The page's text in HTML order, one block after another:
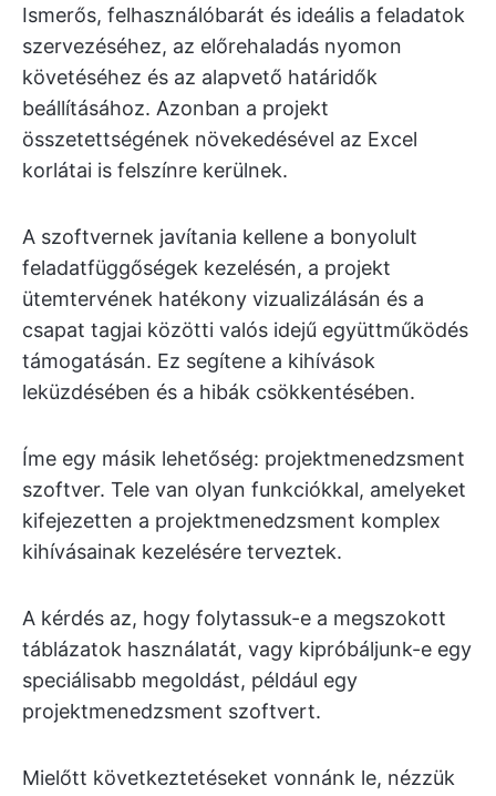
Ismerős, felhasználóbarát és ideális a feladatok
szervezéséhez, az előrehaladás nyomon
követéséhez és az alapvető határidők
beállításához. Azonban a projekt
összetettségének növekedésével az Excel
korlátai is felszínre kerülnek.
A szoftvernek javítania kellene a bonyolult
feladatfüggőségek kezelésén, a projekt
ütemtervének hatékony vizualizálásán és a
csapat tagjai közötti valós idejű együttműködés
támogatásán. Ez segítene a kihívások
leküzdésében és a hibák csökkentésében.
Íme egy másik lehetőség: projektmenedzsment
szoftver. Tele van olyan funkciókkal, amelyeket
kifejezetten a projektmenedzsment komplex
kihívásainak kezelésére terveztek.
A kérdés az, hogy folytassuk-e a megszokott
táblázatok használatát, vagy kipróbáljunk-e egy
speciálisabb megoldást, például egy
projektmenedzsment szoftvert.
Mielőtt következtetéseket vonnánk le, nézzük